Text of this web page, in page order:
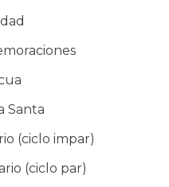
Santa
(ciclo impar)
(ciclo par)